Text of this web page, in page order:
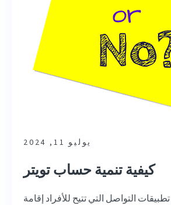
يوليو 11, 2024
كيفية تنمية حساب تويتر
التواصل التي تتيح للأفراد إقامة